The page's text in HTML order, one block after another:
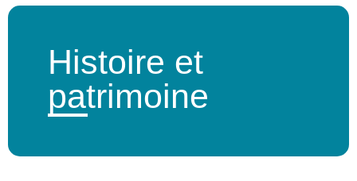
Histoire et
patrimoine